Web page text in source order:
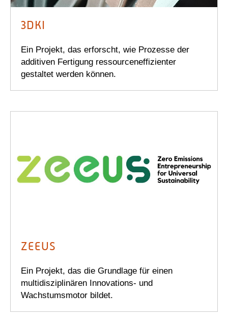
3DKI
Ein Projekt, das erforscht, wie Prozesse der
additiven Fertigung ressourceneffizienter
gestaltet werden können.
ZEEUS
Ein Projekt, das die Grundlage für einen
multidisziplinären Innovations- und
Wachstumsmotor bildet.